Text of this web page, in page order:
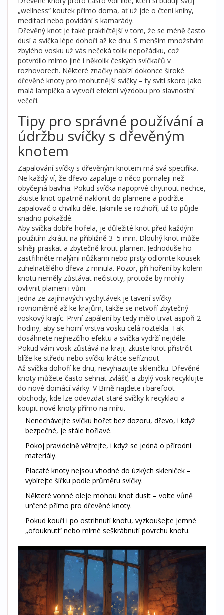
„wellness“ koutek přímo doma, ať už jde o čtení knihy,
meditaci nebo povídání s kamarády.
Dřevěný knot je také praktičtější v tom, že se méně často
dusí a svíčka lépe dohoří až ke dnu. S menším množstvím
zbylého vosku už vás nečeká tolik nepořádku, což
potvrdilo mimo jiné i několik českých svíčkařů v
rozhovorech. Některé značky nabízí dokonce široké
dřevěné knoty pro mohutnější svíčky – ty svítí skoro jako
malá lampička a vytvoří efektní výzdobu pro slavnostní
večeři.
Tipy pro správné používání a
údržbu svíčky s dřevěným
knotem
Zapalování svíčky s dřevěným knotem má svá specifika.
Ne každý ví, že dřevo zapaluje o něco pomaleji než
obyčejná bavlna. Pokud svíčka napoprvé chytnout nechce,
zkuste knot opatrně naklonit do plamene a podržte
zapalovač o chvilku déle. Jakmile se rozhoří, už to půjde
snadno pokaždé.
Aby svíčka dobře hořela, je důležité knot před každým
použitím zkrátit na přibližně 3–5 mm. Dlouhý knot může
silněji praskat a zbytečně krotit plamen. Jednoduše ho
zastřihněte malými nůžkami nebo prsty odlomte kousek
zuhelnatělého dřeva z minula. Pozor, při hoření by kolem
knotu neměly zůstávat nečistoty, protože by mohly
ovlivnit plamen i vůni.
Jedna ze zajímavých vychytávek je tavení svíčky
rovnoměrně až ke krajům, takže se netvoří zbytečný
voskový krajíc. První zapálení by tedy mělo trvat aspoň 2
hodiny, aby se horní vrstva vosku celá roztekla. Tak
dosáhnete nejhezčího efektu a svíčka vydrží nejdéle.
Pokud vám vosk zůstává na kraji, zkuste knot přistrčit
blíže ke středu nebo svíčku krátce seříznout.
Až svíčka dohoří ke dnu, nevyhazujte skleničku. Dřevěné
knoty můžete často sehnat zvlášť, a zbylý vosk recyklujte
do nové domácí várky. V Brně najdete i barefoot
obchody, kde lze odevzdat staré svíčky k recyklaci a
koupit nové knoty přímo na míru.
Nenechávejte svíčku hořet bez dozoru, dřevo, i když
bezpečné, je stále hořlavé.
Pokoj pravidelně větrejte, i když se jedná o přírodní
materiály.
Placaté knoty nejsou vhodné do úzkých skleniček –
vybírejte šířku podle průměru svíčky.
Některé vonné oleje mohou knot dusit – volte vůně
určené přímo pro dřevěné knoty.
Pokud kouří i po ostrihnutí knotu, vyzkoušejte jemné
„ofouknutí“ nebo mírné seškrábnutí povrchu knotu.